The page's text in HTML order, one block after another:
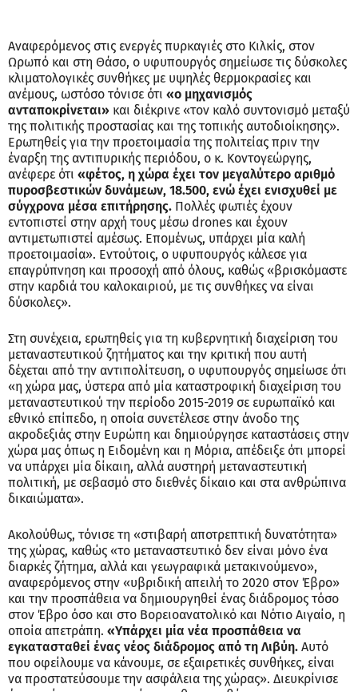
Αναφερόμενος στις ενεργές πυρκαγιές στο Κιλκίς, στον
Ωρωπό και στη Θάσο, ο υφυπουργός σημείωσε τις δύσκολες
κλιματολογικές συνθήκες με υψηλές θερμοκρασίες και
ανέμους, ωστόσο τόνισε ότι «ο μηχανισμός
ανταποκρίνεται» και διέκρινε «τον καλό συντονισμό μεταξύ
της πολιτικής προστασίας και της τοπικής αυτοδιοίκησης».
Ερωτηθείς για την προετοιμασία της πολιτείας πριν την
έναρξη της αντιπυρικής περιόδου, ο κ. Κοντογεώργης,
ανέφερε ότι «φέτος, η χώρα έχει τον μεγαλύτερο αριθμό
πυροσβεστικών δυνάμεων, 18.500, ενώ έχει ενισχυθεί με
σύγχρονα μέσα επιτήρησης. Πολλές φωτιές έχουν
εντοπιστεί στην αρχή τους μέσω drones και έχουν
αντιμετωπιστεί αμέσως. Επομένως, υπάρχει μία καλή
προετοιμασία». Εντούτοις, ο υφυπουργός κάλεσε για
επαγρύπνηση και προσοχή από όλους, καθώς «βρισκόμαστε
στην καρδιά του καλοκαιριού, με τις συνθήκες να είναι
δύσκολες».
Στη συνέχεια, ερωτηθείς για τη κυβερνητική διαχείριση του
μεταναστευτικού ζητήματος και την κριτική που αυτή
δέχεται από την αντιπολίτευση, ο υφυπουργός σημείωσε ότι
«η χώρα μας, ύστερα από μία καταστροφική διαχείριση του
μεταναστευτικού την περίοδο 2015-2019 σε ευρωπαϊκό και
εθνικό επίπεδο, η οποία συνετέλεσε στην άνοδο της
ακροδεξιάς στην Ευρώπη και δημιούργησε καταστάσεις στην
χώρα μας όπως η Ειδομένη και η Μόρια, απέδειξε ότι μπορεί
να υπάρχει μία δίκαιη, αλλά αυστηρή μεταναστευτική
πολιτική, με σεβασμό στο διεθνές δίκαιο και στα ανθρώπινα
δικαιώματα».
Ακολούθως, τόνισε τη «στιβαρή αποτρεπτική δυνατότητα»
της χώρας, καθώς «το μεταναστευτικό δεν είναι μόνο ένα
διαρκές ζήτημα, αλλά και γεωγραφικά μετακινούμενο»,
αναφερόμενος στην «υβριδική απειλή το 2020 στον Έβρο»
και την προσπάθεια να δημιουργηθεί ένας διάδρομος τόσο
στον Έβρο όσο και στο Βορειοανατολικό και Νότιο Αιγαίο, η
οποία απετράπη. «Υπάρχει μία νέα προσπάθεια να
εγκατασταθεί ένας νέος διάδρομος από τη Λιβύη. Αυτό
που οφείλουμε να κάνουμε, σε εξαιρετικές συνθήκες, είναι
να προστατεύσουμε την ασφάλεια της χώρας». Διευκρίνισε